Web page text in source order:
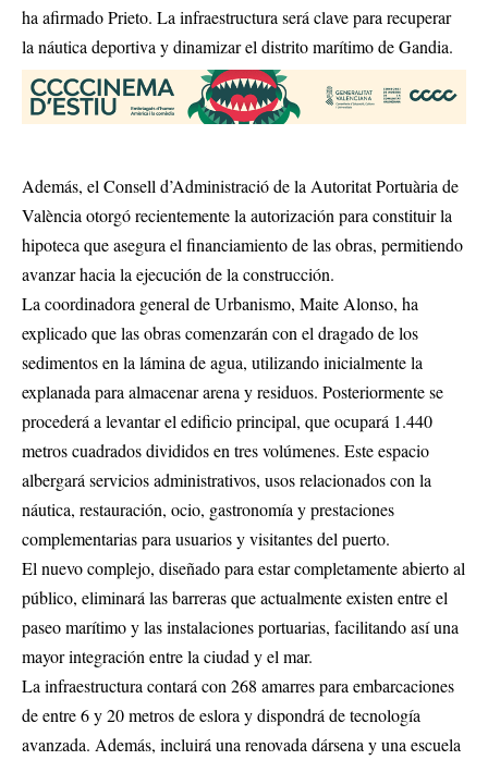
ha afirmado Prieto. La infraestructura será clave para recuperar
la náutica deportiva y dinamizar el distrito marítimo de Gandia.
Además, el Consell d’Administració de la Autoritat Portuària de
València otorgó recientemente la autorización para constituir la
hipoteca que asegura el financiamiento de las obras, permitiendo
avanzar hacia la ejecución de la construcción.
La coordinadora general de Urbanismo, Maite Alonso, ha
explicado que las obras comenzarán con el dragado de los
sedimentos en la lámina de agua, utilizando inicialmente la
explanada para almacenar arena y residuos. Posteriormente se
procederá a levantar el edificio principal, que ocupará 1.440
metros cuadrados divididos en tres volúmenes. Este espacio
albergará servicios administrativos, usos relacionados con la
náutica, restauración, ocio, gastronomía y prestaciones
complementarias para usuarios y visitantes del puerto.
El nuevo complejo, diseñado para estar completamente abierto al
público, eliminará las barreras que actualmente existen entre el
paseo marítimo y las instalaciones portuarias, facilitando así una
mayor integración entre la ciudad y el mar.
La infraestructura contará con 268 amarres para embarcaciones
de entre 6 y 20 metros de eslora y dispondrá de tecnología
avanzada. Además, incluirá una renovada dársena y una escuela